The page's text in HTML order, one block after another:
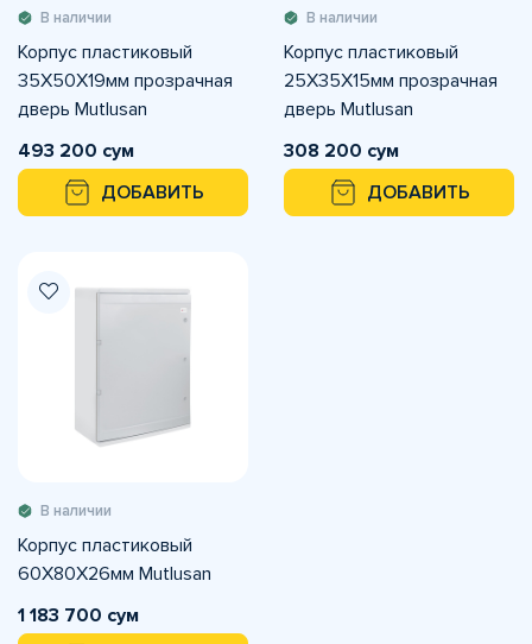
В наличии
Корпус пластиковый
35X50X19мм прозрачная
дверь Mutlusan
493 200 сум
ДОБАВИТЬ
В наличии
Корпус пластиковый
25X35X15мм прозрачная
дверь Mutlusan
308 200 сум
ДОБАВИТЬ
В наличии
Корпус пластиковый
60X80X26мм Mutlusan
1 183 700 сум